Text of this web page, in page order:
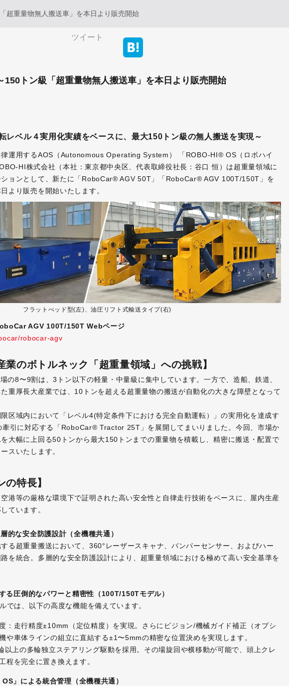
超重量物無人搬送車」を本日より販売開始
ツイート
150トン級「超重量物無人搬送車」を本日より販売開始
レベル４実用化実績をベースに、最大150トン級の無人搬送を実現～
律運用するAOS（Autonomous Operating System） 「ROBO-HI® OS（ロボハイ
HI株式会社（本社：東京都中央区、代表取締役社長：谷口 恒）は超重量領域に
ョンとして、新たに「RoboCar® AGV 50T」「RoboCar® AGV 100T/150T」を
より販売を開始いたします。
フラットべッド型(左)、油圧リフト式輸送タイプ(右)
AGV 100T/150T Webページ
robocar-agv
業のボトルネック「超重量領域」への挑戦】
の8〜9割は、3トン以下の軽量・中量級に集中しています。一方で、造船、鉄道、
重厚長大産業では、10トンを超える超重量物の搬送が自動化の大きな障壁となって
区域内において「レベル4(特定条件下における完全自動運転）」の実用化を達成す
牽引に対応する「RoboCar® Tractor 25T」を展開してまいりました。今回、市場か
大幅に上回る50トンから最大150トンまでの重量物を積載し、精密に搬送・配置で
スいたします。
の特長】
港等の厳格な環境下で証明された高い安全性と自律走行技術をベースに、屋内生産
ています。
的な安全防護設計（全機種共通）
る超重量搬送において、360°レーザースキャナ、バンパーセンサー、およびハー
を統合。多層的な安全防護設計により、超重量領域における極めて高い安全基準を
る圧倒的なパワーと精密性（100T/150Tモデル）
では、以下の高度な機能を備えています。
：走行精度±10mm（定位精度）を実現。さらにビジョン/機械ガイド補正（オプシ
や車体ラインの組立に直結する±1〜5mmの精密な位置決めを実現します。
以上の多輪独立ステアリング駆動を採用。その場旋回や横移動が可能で、頭上クレ
程を完全に置き換えます。
」による統合管理（全機種共通）